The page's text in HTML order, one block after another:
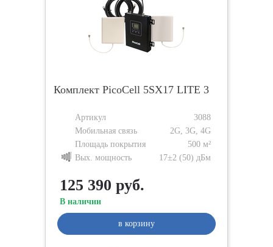
Комплект PicoCell 5SХ17 LITE 3
Артикул
3088
Мобильная связь
2G, 3G, 4G
Площадь покрытия
500 м²
Вых. мощность
17±2 (50) дБм
125 390 руб.
В наличии
в корзину